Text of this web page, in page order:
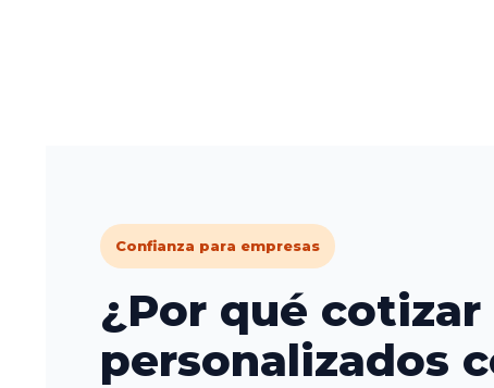
Confianza para empresas
¿Por qué
personalizados